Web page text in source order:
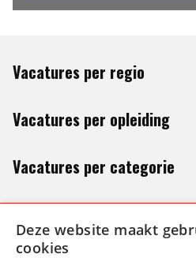
Vacatures per regio
Vacatures per opleiding
Vacatures per categorie
Deze website maakt
cookies